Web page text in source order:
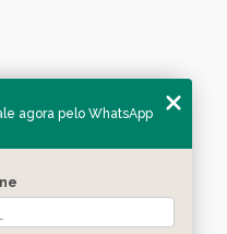
agora pelo WhatsApp